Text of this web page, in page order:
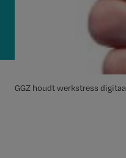
GGZ houdt werkstress